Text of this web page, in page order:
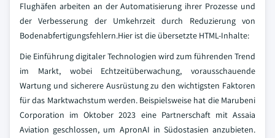
Flughäfen arbeiten an der Automatisierung ihrer Prozesse und
der Verbesserung der Umkehrzeit durch Reduzierung von
Bodenabfertigungsfehlern.Hier ist die übersetzte HTML-Inhalte:
Die Einführung digitaler Technologien wird zum führenden Trend
im Markt, wobei Echtzeitüberwachung, vorausschauende
Wartung und sicherere Ausrüstung zu den wichtigsten Faktoren
für das Marktwachstum werden. Beispielsweise hat die Marubeni
Corporation im Oktober 2023 eine Partnerschaft mit Assaia
Aviation geschlossen, um ApronAI in Südostasien anzubieten.